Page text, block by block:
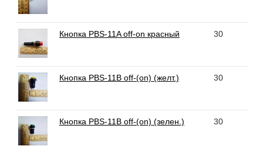
Кнопка PBS-11A off-on красный 30
Кнопка PBS-11B off-(on) (желт.) 30
Кнопка PBS-11B off-(on) (зелен.) 30